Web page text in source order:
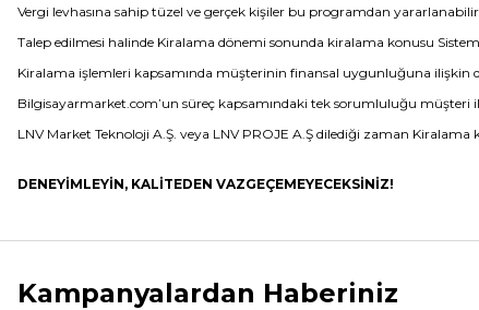
Vergi levhasına sahip tüzel ve gerçek kişiler bu programdan
Talep edilmesi halinde Kiralama dönemi sonunda kiralama konusu
Kiralama işlemleri kapsamında müşterinin finansal uygunluğuna ilişkin
Bilgisayarmarket.com’un süreç kapsamındaki tek sorumluluğu müşteri
LNV Market Teknoloji A.Ş. veya LNV PROJE A.Ş dilediği zaman
DENEYİMLEYİN, KALİTEDEN VAZGEÇEMEYECEKSİNİZ!
Kampanyalardan Haberiniz